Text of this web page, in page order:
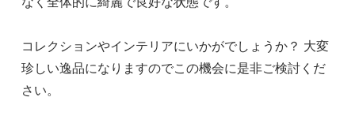
コレクションやインテリアにいかがでしょうか？ 大変
珍しい逸品になりますのでこの機会に是非ご検討くだ
さい。